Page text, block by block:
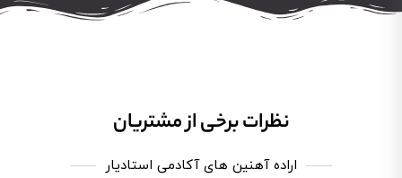
نظرات برخی از مشتریان
اراده آهنین های آکادمی استادیار